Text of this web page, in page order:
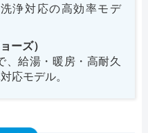
浄対応の高効率モデ
ーズ）
、給湯・暖房・高耐久
応モデル。